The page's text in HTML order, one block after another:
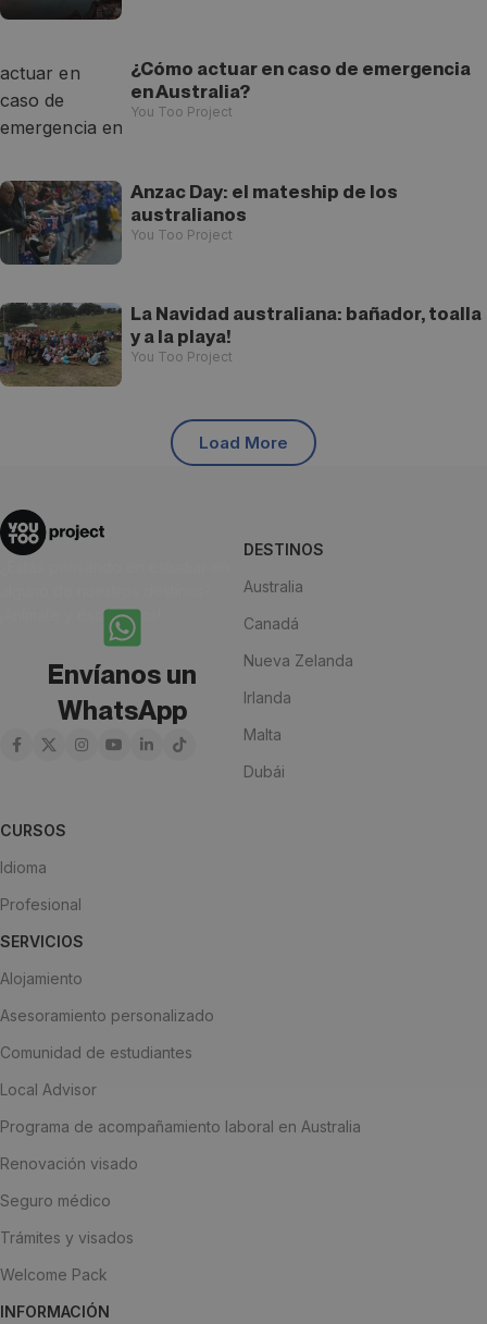
¿Cómo actuar en caso de emergencia
en Australia?
You Too Project
Anzac Day: el mateship de los
australianos
You Too Project
La Navidad australiana: bañador, toalla
y a la playa!
You Too Project
Load More
¡Anímate y escríbenos!
Envíanos un
WhatsApp
DESTINOS
Australia
Canadá
Nueva Zelanda
Irlanda
Malta
Dubái
CURSOS
Idioma
Profesional
SERVICIOS
Alojamiento
Asesoramiento personalizado
Comunidad de estudiantes
Local Advisor
Programa de acompañamiento laboral en Australia
Renovación visado
Seguro médico
Trámites y visados
Welcome Pack
INFORMACIÓN